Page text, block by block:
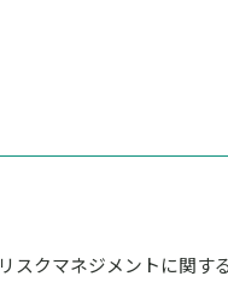
リスクマネジメントに関す